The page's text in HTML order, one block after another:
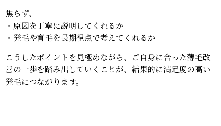
焦らず、
・原因を丁寧に説明してくれるか
・発毛や育毛を長期視点で考えてくれるか
こうしたポイントを見極めながら、ご自身に合った薄毛改
善の一歩を踏み出していくことが、結果的に満足度の高い
発毛につながります。